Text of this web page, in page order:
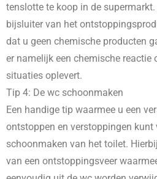
tenslotte te koop in de
bijsluiter van het
dat u geen chemische producten
er namelijk een chemische reactie
situaties oplevert.
Tip 4: De wc schoonmaken
Een handige tip waarmee u een
ontstoppen en verstoppingen kunt
schoonmaken van het toilet.
van een ontstoppingsveer